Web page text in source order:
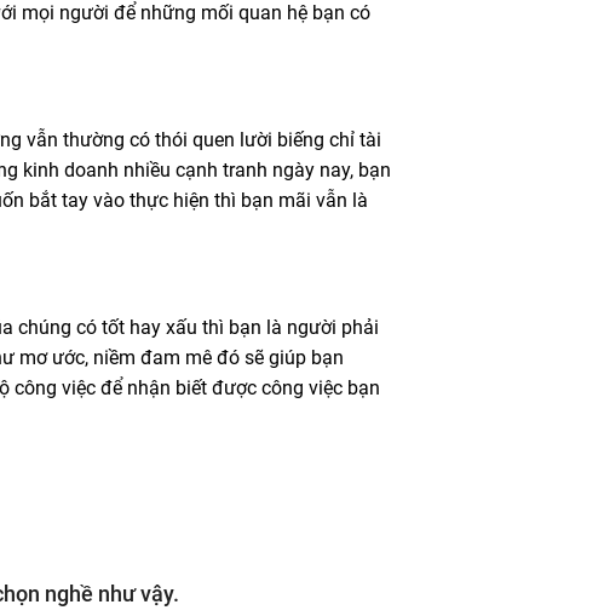
mọi người để những mối quan hệ bạn có
vẫn thường có thói quen lười biếng chỉ tài
kinh doanh nhiều cạnh tranh ngày nay, bạn
bắt tay vào thực hiện thì bạn mãi vẫn là
chúng có tốt hay xấu thì bạn là người phải
mơ ước, niềm đam mê đó sẽ giúp bạn
công việc để nhận biết được công việc bạn
nghề như vậy.